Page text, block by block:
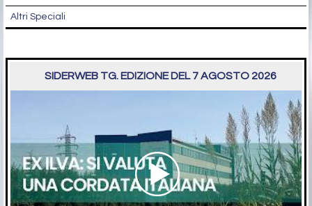
Altri Speciali
SIDERWEB TG. EDIZIONE DEL 7 AGOSTO 2026